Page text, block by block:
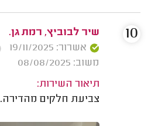
שיר לבוביץ, רמת גן.
אשרור: 19/11/2025
משוב: 08/08/2025
תיאור השירות:
צביעת חלקים מהדירה.
10